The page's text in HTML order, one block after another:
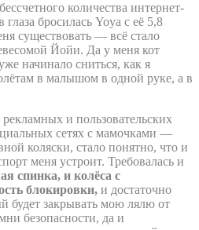
количества интернет-
бросилась Yoya с её 5,8
существовать — всё стало
Йойи. Да у меня кот
начинало сниться, как я
в малышом в одной руке, а в
и пользовательских
сетях с мамочками —
коляски, стало понятно, что и
меня устроит. Требовалась и
спинка, и колёса с
блокировки, и достаточно
закрывать мою лялю от
безопасности, да и